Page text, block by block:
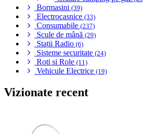
Bormasini (39)
Electrocasnice (33)
Consumabile (237)
Scule de mână (29)
Stații Radio (6)
Sisteme securitate (24)
Roti si Role (11)
Vehicule Electrice (19)
Vizionate recent